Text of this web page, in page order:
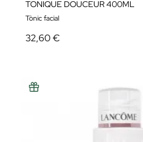
TONIQUE DOUCEUR 400ML
Tònic facial
32,60 €